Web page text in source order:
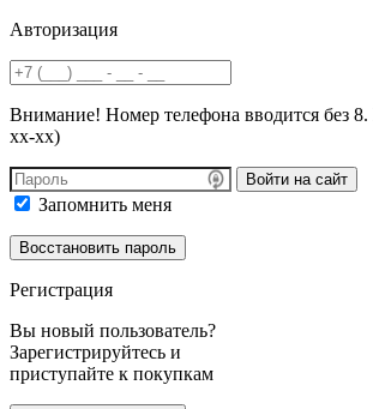
Авторизация
Внимание! Номер телефона вводится без
хх-хх)
Войти на сайт
Запомнить меня
Регистрация
Вы новый пользователь?
Зарегистрируйтесь и
приступайте к покупкам